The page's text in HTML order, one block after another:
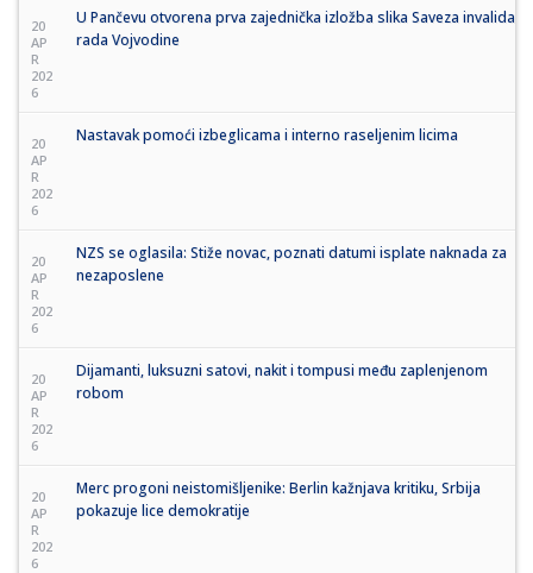
20
AP
R
202
6
U Pančevu otvorena prva zajednička izložba slika Saveza invalida
rada Vojvodine
20
AP
R
202
6
Nastavak pomoći izbeglicama i interno raseljenim licima
20
AP
R
202
6
NZS se oglasila: Stiže novac, poznati datumi isplate naknada za
nezaposlene
20
AP
R
202
6
Dijamanti, luksuzni satovi, nakit i tompusi među zaplenjenom
robom
20
AP
R
202
6
Merc progoni neistomišljenike: Berlin kažnjava kritiku, Srbija
pokazuje lice demokratije